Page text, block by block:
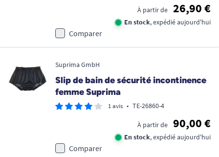
À partir de 26,90 €
En stock, expédié aujourd'hui
Comparer
Suprima GmbH
Slip de bain de sécurité incontinence
femme Suprima
1 avis • TE-26860-4
À partir de 90,00 €
En stock, expédié aujourd'hui
Comparer